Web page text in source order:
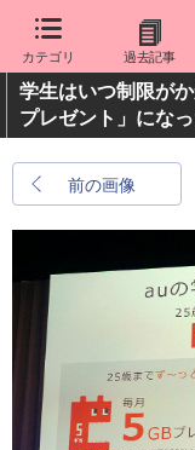
カテゴリ 過去記事
学生はいつ制限が
プレゼント」にな
前の画像